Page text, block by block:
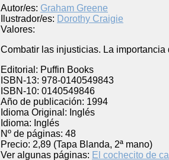
Autor/es: Graham Greene
Ilustrador/es: Dorothy Craigie
Valores:
Combatir las injusticias. La
Editorial: Puffin Books
ISBN-13: 978-0140549843
ISBN-10: 0140549846
Año de publicación: 1994
Idioma Original: Inglés
Idioma: Inglés
Nº de páginas: 48
Precio: 2,89 (Tapa Blanda, 2ª mano)
Ver algunas páginas: El cochecito de